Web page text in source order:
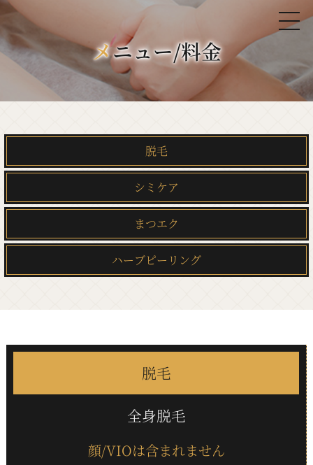
メニュー/料金
脱毛
シミケア
まつエク
ハーブピーリング
脱毛
全身脱毛
顔/VIOは含まれません